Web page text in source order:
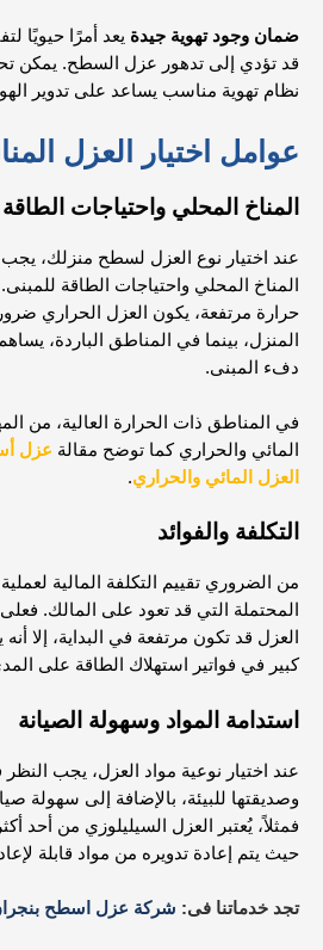
ضمان وجود تهوية جيدة يعد أمرًا حيويًا
قد تؤدي إلى تدهور عزل السطح. يمكن
نظام تهوية مناسب يساعد على تدوير
عوامل اختيار العزل
المناخ المحلي واحتياجات الطاقة
عند اختيار نوع العزل لسطح منزلك، يجب
المناخ المحلي واحتياجات الطاقة
حرارة مرتفعة، يكون العزل الحراري
المنزل، بينما في المناطق الباردة،
دفء المبنى.
في المناطق ذات الحرارة العالية، من
المائي والحراري كما توضح مقالة عزل
العزل المائي والحراري.
التكلفة والفوائد
من الضروري تقييم التكلفة المالية
المحتملة التي قد تعود على المالك.
العزل قد تكون مرتفعة في البداية، إلا
كبير في فواتير استهلاك الطاقة على
استدامة المواد وسهولة الصيانة
عند اختيار نوعية مواد العزل، يجب
وصديقتها للبيئة، بالإضافة إلى سهولة
فمثلاً، يُعتبر العزل السيليلوزي من أحد
حيث يتم إعادة تدويره من مواد قابلة
تجد خدماتنا فى: شركة عزل اسطح